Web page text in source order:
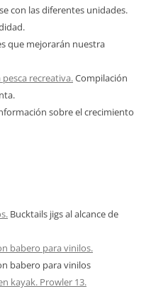
con las diferentes unidades.
que mejorarán nuestra
recreativa.Compilación
sobre el crecimiento
Bucktails jigs al alcance de
babero para vinilos.
babero para vinilos
kayak. Prowler 13.